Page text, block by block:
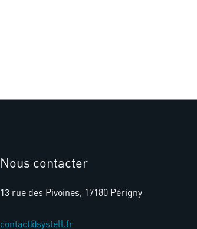
Nous contacter
13 rue des Pivoines, 17180 Périgny
contact@systell.fr​